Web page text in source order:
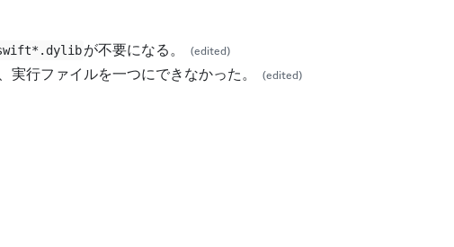
が不要になる。 (edited)
行ファイルを一つにできなかった。 (edited)